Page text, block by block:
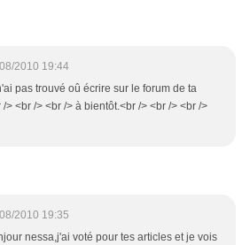
2010 19:44
pas trouvé oû écrire sur le forum de ta
> <br /> <br /> à bientôt.<br /> <br /> <br />
2010 19:35
nessa,j'ai voté pour tes articles et je vois